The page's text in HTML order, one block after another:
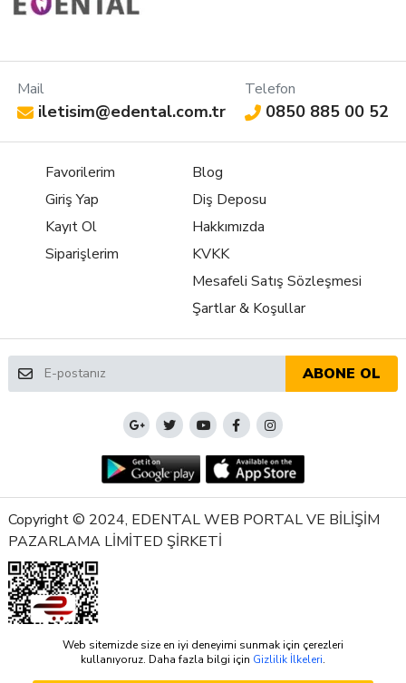
Mail
iletisim@edental.com.tr
Telefon
0850 885 00 52
Favorilerim
Giriş Yap
Kayıt Ol
Siparişlerim
Blog
Diş Deposu
Hakkımızda
KVKK
Mesafeli Satış Sözleşmesi
Şartlar & Koşullar
ABONE OL
Copyright © 2024, EDENTAL WEB PORTAL VE BİLİŞİM
PAZARLAMA LİMİTED ŞİRKETİ
Web sitemizde size en iyi deneyimi sunmak için çerezleri
kullanıyoruz. Daha fazla bilgi için Gizlilik İlkeleri.